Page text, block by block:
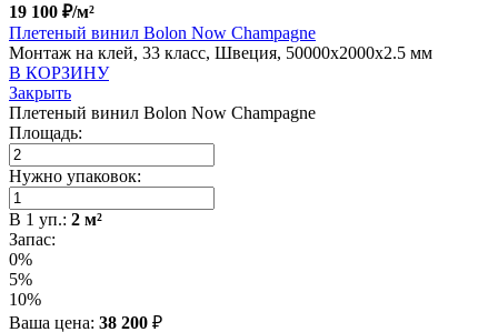
19 100 ₽/м²
Плетеный винил Bolon Now Champagne
Монтаж на клей, 33 класс, Швеция, 50000x2000x2.5 мм
В КОРЗИНУ
Закрыть
Плетеный винил Bolon Now Champagne
Площадь:
Нужно упаковок:
В 1 уп.: 2 м²
Запас:
0%
5%
10%
Ваша цена: 38 200 ₽